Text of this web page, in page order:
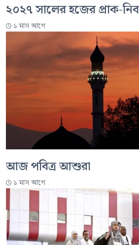
২০২৭ সালের হজের প্রাক-
১ মাস আগে
আজ পবিত্র আশুরা
১ মাস আগে